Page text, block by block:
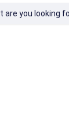
are you looking